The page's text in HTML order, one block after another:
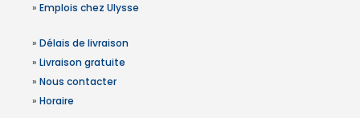
» Emplois chez Ulysse
» Délais de livraison
» Livraison gratuite
» Nous contacter
» Horaire